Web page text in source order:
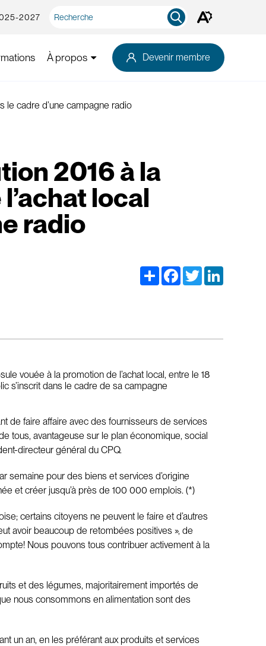
2027
rapide
Ouvrez
d'outils
d'accessibilité.
À propos Devenir membre
le cadre d’une campagne radio
2016 à la
local
radio
Share Facebook
Twitter
vouée à la promotion de l’achat local, entre le 18
s’inscrit dans le cadre de sa campagne
de faire affaire avec des fournisseurs de services
tous, avantageuse sur le plan économique, social
directeur général du CPQ.
semaine pour des biens et services d’origine
et créer jusqu’à près de 100 000 emplois. (*)
certains citoyens ne peuvent le faire et d’autres
avoir beaucoup de retombées positives », de
Nous pouvons tous contribuer activement à la
et des légumes, majoritairement importés de
nous consommons en alimentation sont des
un an, en les préférant aux produits et services